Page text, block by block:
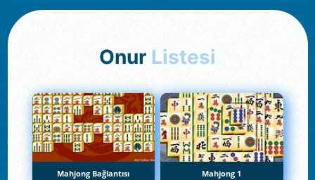
Onur Listesi
Mahjong Bağlantısı Mahjong 1